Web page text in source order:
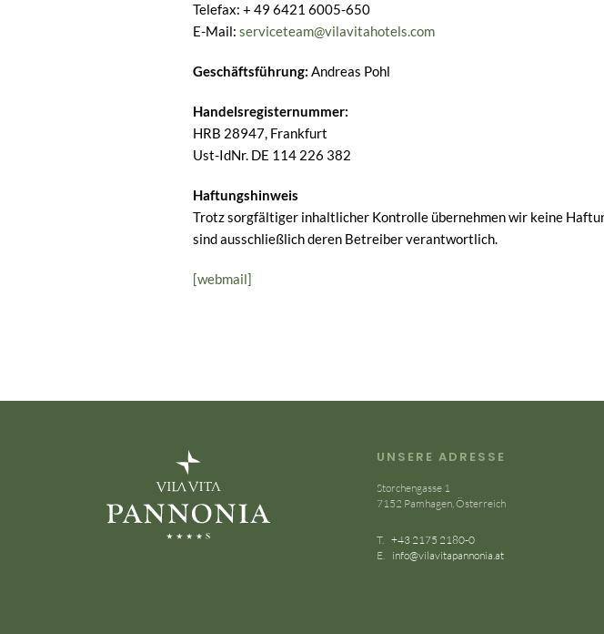
Telefax: + 49 6421 6005-650
E-Mail: serviceteam@vilavitahotels.com
Geschäftsführung: Andreas Pohl
Handelsregisternummer:
HRB 28947, Frankfurt
Ust-IdNr. DE 114 226 382
Haftungshinweis
Trotz sorgfältiger inhaltlicher Kontrolle übernehmen wir keine
sind ausschließlich deren Betreiber verantwortlich.
[webmail]
UNSERE ADRESSE
Storchengasse 1
7152 Pamhagen, Österreich
T. +43 2175 2180-0
E. info@vilavitapannonia.at